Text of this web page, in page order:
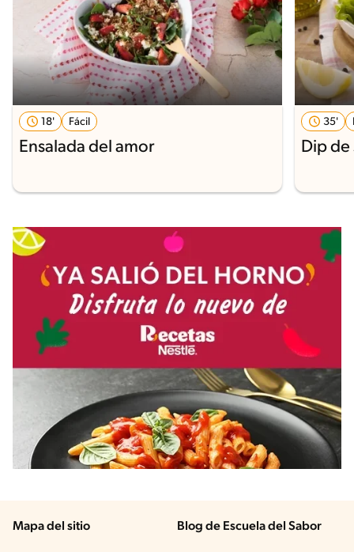
18' Fácil
Ensalada del amor
35'
Dip de
Mapa del sitio Blog de Escuela del Sabor